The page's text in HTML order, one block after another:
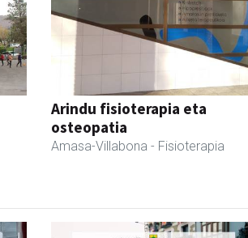
Arindu fisioterapia eta
osteopatia
Amasa-Villabona - Fisioterapia